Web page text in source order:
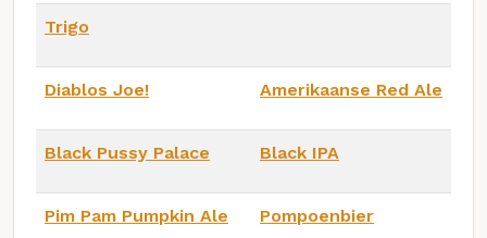
Trigo
Diablos Joe! Amerikaanse Red Ale
Black Pussy Palace Black IPA
Pim Pam Pumpkin Ale Pompoenbier